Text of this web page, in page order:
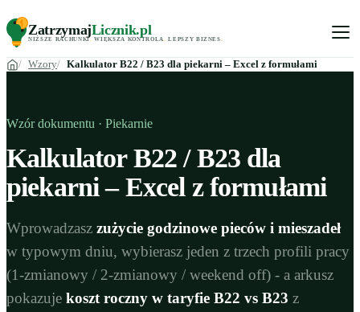
ZatrzymajLicznik.pl
NIŻSZE RACHUNKI. WIĘKSZA KONTROLA LEPSZY BIZNES
Wzory Kalkulator B22 / B23 dla piekarni – Excel z formułami
Wzór dokumentu · Piekarnie
Kalkulator B22 / B23 dla
piekarni – Excel z formułami
Wprowadzasz zużycie godzinowe pieców i mieszadeł
w typowym dniu, wybierasz jeden z trzech profili pracy
(1-zmianowy / 2-zmianowy / weekend off) - a arkusz
pokazuje koszt roczny w taryfie B22 vs B23 z